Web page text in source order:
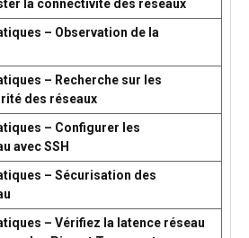
la connectivité des réseaux
– Observation de la
– Recherche sur les
des réseaux
– Configurer les
avec SSH
– Sécurisation des
– Vérifiez la latence réseau